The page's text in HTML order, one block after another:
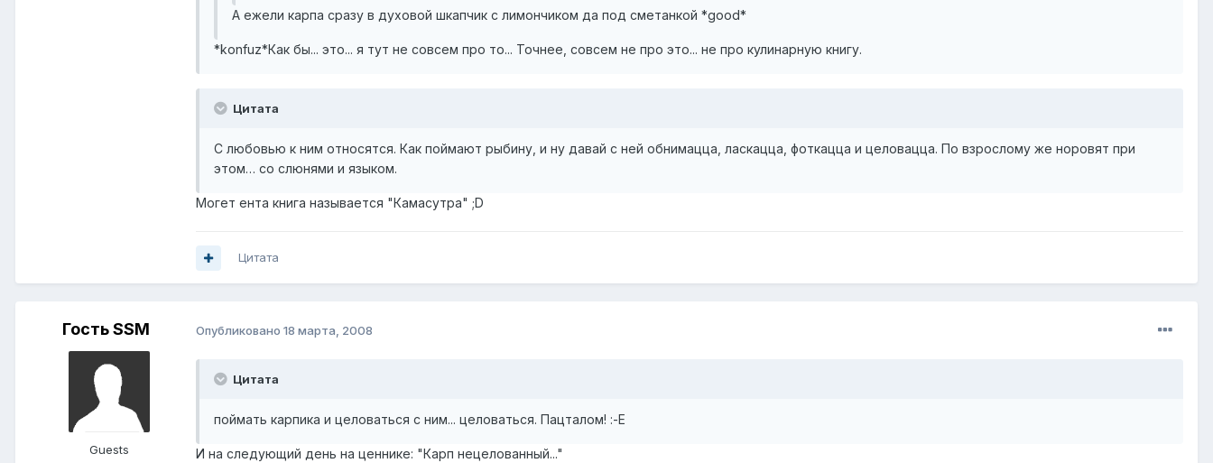
А ежели карпа сразу в духовой шкапчик с лимончиком да под сметанкой *good*
*konfuz*Как бы... это... я тут не совсем про то... Точнее, совсем не про это... не про кулинарную книгу.
Цитата
С любовью к ним относятся. Как поймают рыбину, и ну давай с ней обнимацца, ласкацца, фоткацца и целовацца. По взрослому же норовят при
этом… со слюнями и языком.
Могет ента книга называется "Камасутра" ;D
Цитата
Гость SSM
Guests
Опубликовано 18 марта, 2008
Цитата
поймать карпика и целоваться с ним... целоваться. Пацталом! :-E
И на следующий день на ценнике: "Карп нецелованный..."